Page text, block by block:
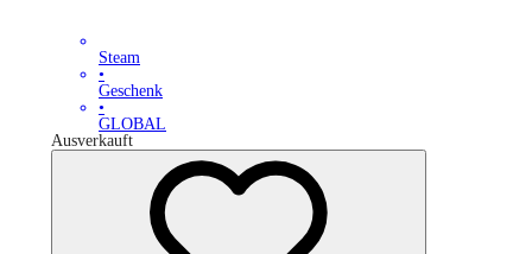
Steam
•
Geschenk
•
GLOBAL
Ausverkauft